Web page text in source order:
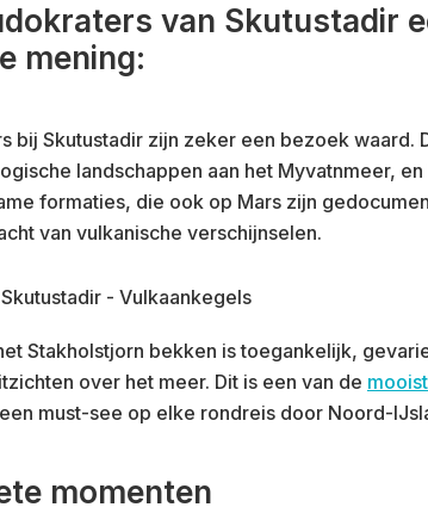
van Skutustadir
mening:
bij Skutustadir zijn zeker een bezoek waard.
landschappen aan het Myvatnmeer,
formaties, die ook op Mars zijn
van vulkanische verschijnselen.
Stakholstjorn bekken is toegankelijk,
over het meer. Dit is een van de
must-see op elke rondreis door Noord-
momenten